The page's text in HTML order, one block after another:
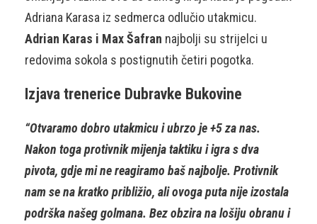
Adriana Karasa iz sedmerca odlučio utakmicu.
Adrian Karas i Max Šafran najbolji su strijelci u
redovima sokola s postignutih četiri pogotka.
Izjava trenerice Dubravke Bukovine
“Otvaramo dobro utakmicu i ubrzo je +5 za nas.
Nakon toga protivnik mijenja taktiku i igra s dva
pivota, gdje mi ne reagiramo baš najbolje. Protivnik
nam se na kratko približio, ali ovoga puta nije izostala
podrška našeg golmana. Bez obzira na lošiju obranu i